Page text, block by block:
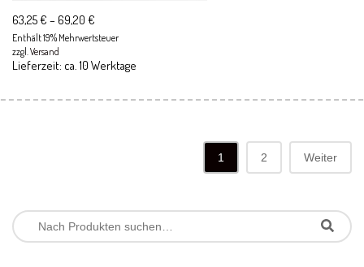
63,25€ – 69,20 €
Enthält 19% Mehrwertsteuer
zzgl.Versand
Lieferzeit: ca. 10 Werktage
1 2 Weiter